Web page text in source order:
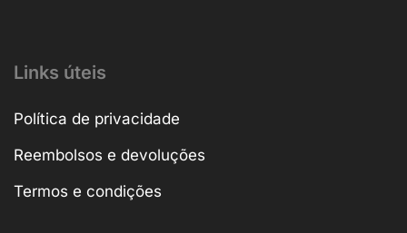
Links úteis
Política de privacidade
Reembolsos e devoluções
Termos e condições